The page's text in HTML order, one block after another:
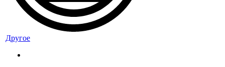
Другое